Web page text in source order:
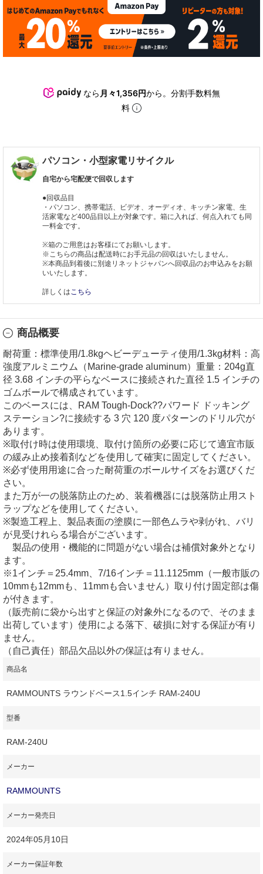
なら 月々1,356円から。分割手数料無
料
パソコン・小型家電リサイクル
自宅から宅配便で回収します
●回収品目
・パソコン、携帯電話、ビデオ、オーディオ、キッチン家電、生
活家電など400品目以上が対象です。箱に入れば、何点入れても同
一料金です。
※箱のご用意はお客様にてお願いします。
※こちらの商品は配送時にお手元品の回収はいたしません。
※本商品到着後に別途リネットジャパンへ回収品のお申込みをお願
いいたします。
詳しくはこちら
商品概要
耐荷重：標準使用/1.8kgヘビーデューティ使用/1.3kg材料：高
強度アルミニウム（Marine-grade aluminum）重量：204g直
径 3.68 インチの平らなベースに接続された直径 1.5 インチの
ゴムボールで構成されています。
このベースには、RAM Tough-Dock??パワード ドッキング
ステーション?に接続する 3 穴 120 度パターンのドリル穴が
あります。
※取付け時は使用環境、取付け箇所の必要に応じて適宜市販
の緩み止め接着剤などを使用して確実に固定してください。
※必ず使用用途に合った耐荷重のボールサイズをお選びくだ
さい。
また万が一の脱落防止のため、装着機器には脱落防止用スト
ラップなどを使用してください。
※製造工程上、製品表面の塗膜に一部色ムラや剥がれ、バリ
が見受けれらる場合がございます。
製品の使用・機能的に問題がない場合は補償対象外となり
ます。
※1インチ＝25.4mm、7/16インチ＝11.1125mm（一般市販の
10mmも12mmも、11mmも合いません）取り付け固定部は傷
が付きます。
（販売前に袋から出すと保証の対象外になるので、そのまま
出荷しています）使用による落下、破損に対する保証が有り
ません。
（自己責任）部品欠品以外の保証は有りません。
商品名
RAMMOUNTS ラウンドベース1.5インチ RAM-240U
型番
RAM-240U
メーカー
RAMMOUNTS
メーカー発売日
2024年05月10日
メーカー保証年数